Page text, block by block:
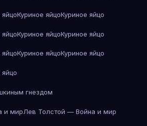
яйцоКуриное яйцоКуриное яйцо
яйцоКуриное яйцоКуриное яйцо
яйцоКуриное яйцоКуриное яйцо
яйцо
гнездом
и мирЛев Толстой — Война и мир